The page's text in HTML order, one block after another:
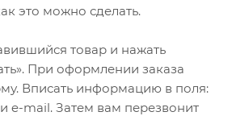
это можно сделать.
товар и нажать
При оформлении заказа
Вписать информацию в поля:
e-mail. Затем вам перезвонит